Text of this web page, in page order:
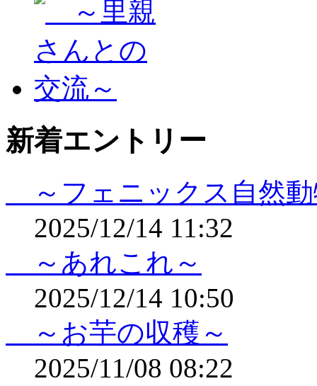
新着エントリー
～フェニックス自然
2025/12/14 11:32
～あれこれ～
2025/12/14 10:50
～お芋の収穫～
2025/11/08 08:22